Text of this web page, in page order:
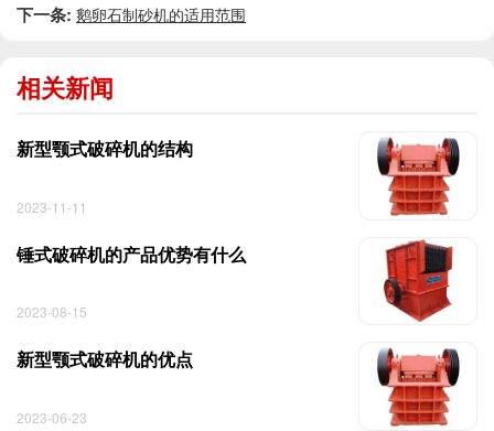
下一条: 鹅卵石制砂机的适用范围
相关新闻
新型颚式破碎机的结构
2023-11-11
锤式破碎机的产品优势有什么
2023-08-15
新型颚式破碎机的优点
2023-06-23